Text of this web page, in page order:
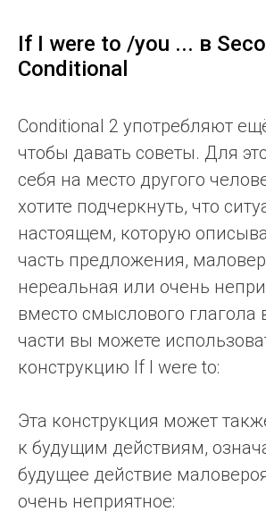
If I were to /you ... в
Conditional
Conditional 2 употребляют
чтобы давать советы. Для
себя на место другого
хотите подчеркнуть, что
настоящем, которую
часть предложения,
нереальная или очень
вместо смыслового глагола
части вы можете
конструкцию If I were to:
Эта конструкция может
к будущим действиям,
будущее действие
очень неприятное: